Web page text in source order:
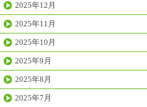
2025年12月
2025年11月
2025年10月
2025年9月
2025年8月
2025年7月